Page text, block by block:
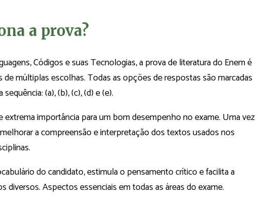
a prova?
Códigos e suas Tecnologias, a prova de literatura do Enem é
de múltiplas escolhas. Todas as opções de respostas são marcadas
(a), (b), (c), (d) e (e).
extrema importância para um bom desempenho no exame. Uma vez
a compreensão e interpretação dos textos usados nos
do candidato, estimula o pensamento crítico e facilita a
diversos. Aspectos essenciais em todas as áreas do exame.